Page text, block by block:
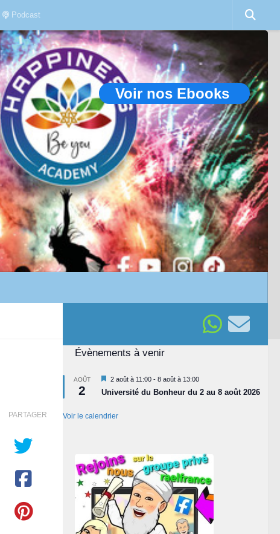
Podcast
Voir nos Ebooks
PARTAGER
Évènements à venir
AOÛT
2
Mis
en
avant
2 août à 11:00 - 8 août à 13:00
Université du Bonheur du 2 au 8 août 2026
Voir le calendrier